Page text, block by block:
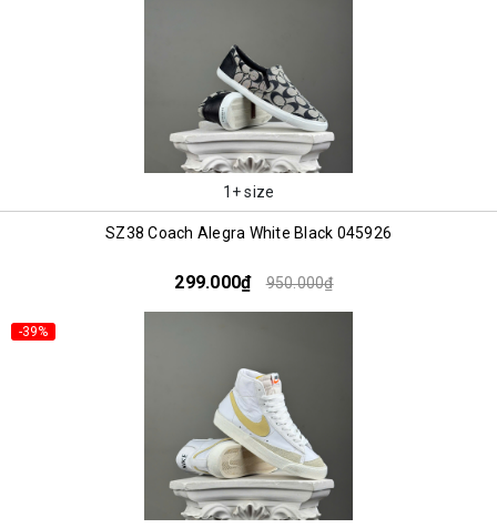
1+ size
SZ38 Coach Alegra White Black 045926
299.000₫ 950.000₫
-39%